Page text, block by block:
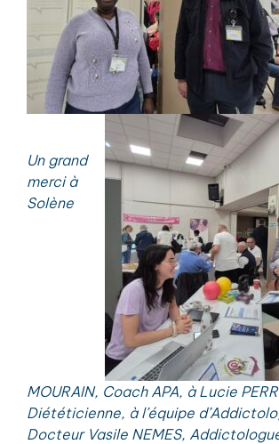
Un grand
merci à
Solène
MOURAIN, Coach APA, à Lucie
Diététicienne, à l’équipe
Docteur Vasile NEMES,